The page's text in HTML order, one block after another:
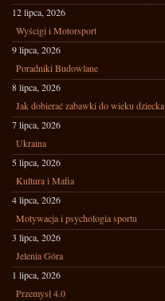
12 lipca, 2026
Wyścigi i Motorsport
9 lipca, 2026
Poradniki Budowlane
8 lipca, 2026
Jak dobierać zabawki do wieku dziecka
7 lipca, 2026
Ukraina
5 lipca, 2026
Kultura i Mafia
4 lipca, 2026
Motywacja i psychologia sportu
3 lipca, 2026
Jelenia Góra
1 lipca, 2026
Przemysł 4.0